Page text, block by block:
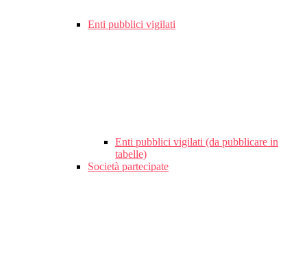
Enti pubblici vigilati
Enti pubblici vigilati (da pubblicare in
tabelle)
Società partecipate